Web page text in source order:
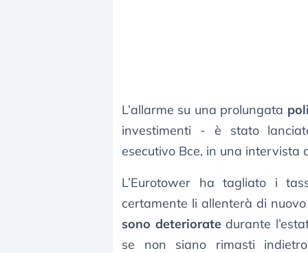
L’allarme su una prolungata
investimenti - è stato
esecutivo Bce, in una intervista
L’Eurotower ha tagliato i
certamente li allenterà di
sono deterioratedurante
se non siano rimasti